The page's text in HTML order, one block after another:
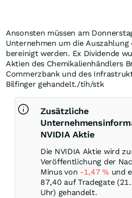
Ansonsten müssen am
Unternehmen um die Auszahlung
bereinigt werden. Ex Dividende
Aktien des Chemikalienhändlers
Commerzbank und des
Bilfinger gehandelt./tih/stk
Zusätzliche
NVIDIA Aktie
Die NVIDIA Aktie wird
Veröffentlichung der
Minus von -1,47% und
87,40 auf Tradegate
Uhr) gehandelt.